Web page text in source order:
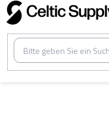
Zum
Inhalt
springen